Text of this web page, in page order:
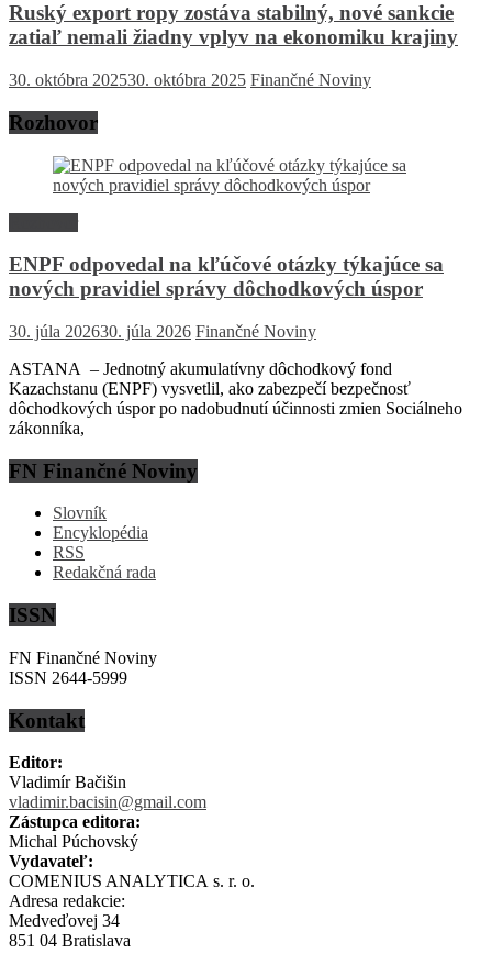
Ruský export ropy zostáva stabilný, nové sankcie
zatiaľ nemali žiadny vplyv na ekonomiku krajiny
30. októbra 202530. októbra 2025 Finančné Noviny
Rozhovor
ENPF odpovedal na kľúčové otázky týkajúce sa
nových pravidiel správy dôchodkových úspor
30. júla 202630. júla 2026 Finančné Noviny
ASTANA – Jednotný akumulatívny dôchodkový fond
Kazachstanu (ENPF) vysvetlil, ako zabezpečí bezpečnosť
dôchodkových úspor po nadobudnutí účinnosti zmien Sociálneho
zákonníka,
FN Finančné Noviny
Slovník
Encyklopédia
RSS
Redakčná rada
ISSN
FN Finančné Noviny
ISSN 2644-5999
Kontakt
Editor:
Vladimír Bačišin
vladimir.bacisin@gmail.com
Zástupca editora:
Michal Púchovský
Vydavateľ:
COMENIUS ANALYTICA s. r. o.
Adresa redakcie:
Medveďovej 34
851 04 Bratislava